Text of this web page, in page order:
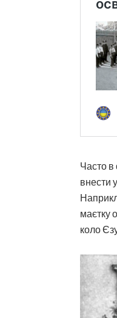
Часто в
внести
маєтку
коло